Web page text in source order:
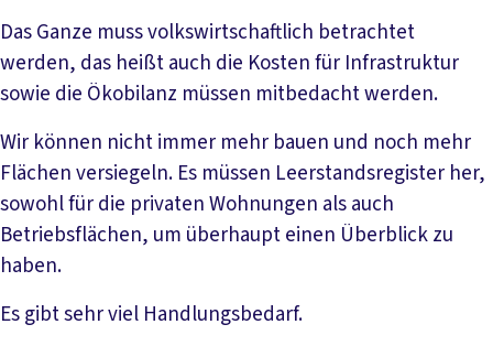
Das Ganze muss volkswirtschaftlich betrachtet
werden, das heißt auch die Kosten für Infrastruktur
sowie die Ökobilanz müssen mitbedacht werden.
Wir können nicht immer mehr bauen und noch mehr
Flächen versiegeln. Es müssen Leerstandsregister her,
sowohl für die privaten Wohnungen als auch
Betriebsflächen, um überhaupt einen Überblick zu
haben.
Es gibt sehr viel Handlungsbedarf.